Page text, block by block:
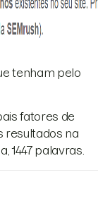
tenham pelo
fatores de
resultados na
1447 palavras.